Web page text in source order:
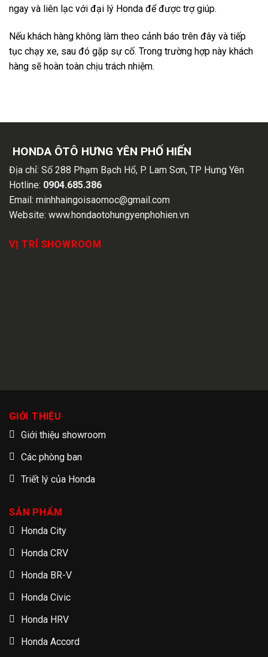
ngay và liên lạc với đại lý Honda để được trợ giúp.
Nếu khách hàng không làm theo cảnh báo trên đây và tiếp
tục chạy xe, sau đó gặp sự cố. Trong trường hợp này khách
hàng sẽ hoàn toàn chịu trách nhiệm.
HONDA ÔTÔ HƯNG YÊN PHỐ HIẾN
Địa chỉ: Số 288 Phạm Bạch Hổ, P. Lam Sơn, TP Hưng Yên
Hotline: 0904.685.386
Email: minhhaingoisaomoc@gmail.com
Website: www.hondaotohungyenphohien.vn
VỊ TRÍ SHOWROOM
GIỚI THIỆU
Giới thiệu showroom
Các phòng ban
Triết lý của Honda
SẢN PHẨM
Honda City
Honda CRV
Honda BR-V
Honda Civic
Honda HRV
Honda Accord